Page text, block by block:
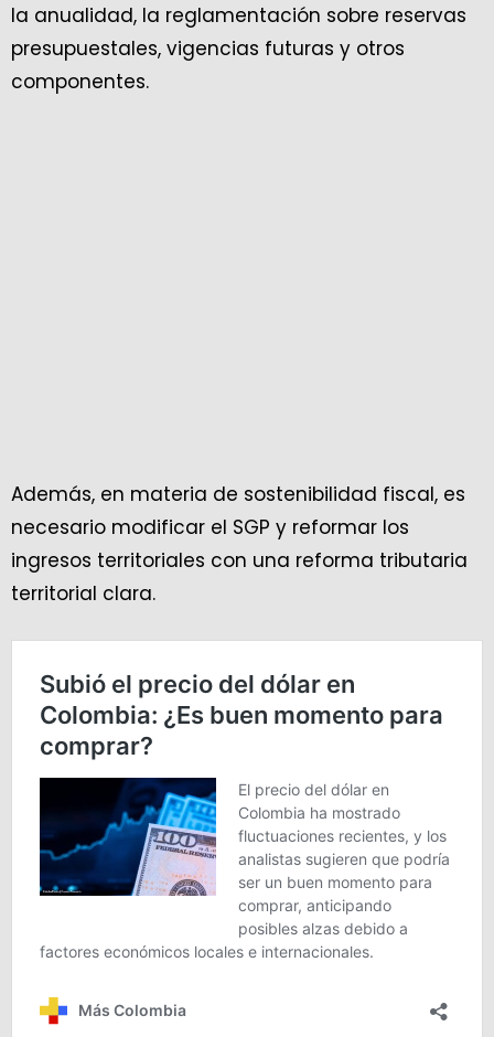
la anualidad, la reglamentación sobre reservas
presupuestales, vigencias futuras y otros
componentes.
Además, en materia de sostenibilidad fiscal, es
necesario modificar el SGP y reformar los
ingresos territoriales con una reforma tributaria
territorial clara.